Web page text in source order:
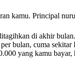
kamu. Principal
di akhir
bulan, cuma sekitar
yang kamu bayar,